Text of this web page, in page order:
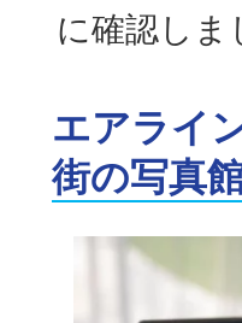
に確認しま
エアライ
街の写真